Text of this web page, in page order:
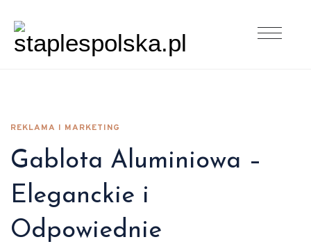
REKLAMA I MARKETING
Gablota Aluminiowa –
Eleganckie i
Odpowiednie